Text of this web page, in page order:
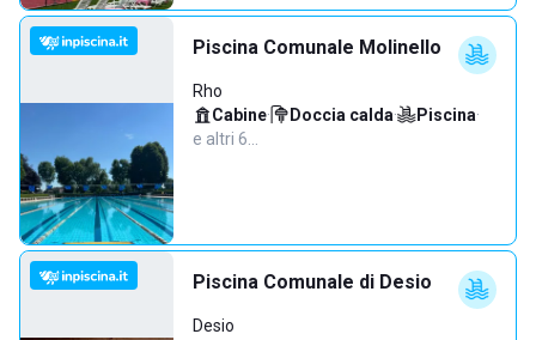
Piscina Comunale Molinello
Rho
Cabine· Doccia calda· Piscina·
e altri 6…
Piscina Comunale di Desio
Desio